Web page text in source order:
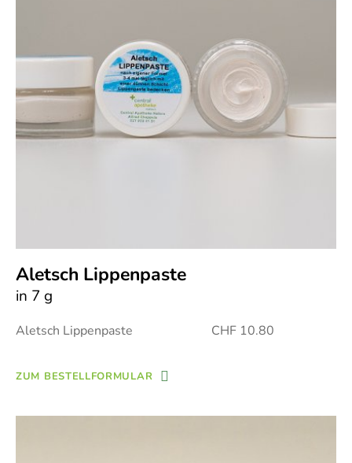
Aletsch Lippenpaste
in 7 g
Aletsch Lippenpaste CHF 10.80
ZUM BESTELLFORMULAR